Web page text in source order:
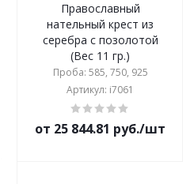
Православный
нательный крест из
серебра с позолотой
(Вес 11 гр.)
Проба: 585, 750, 925
Артикул: i7061
от 25 844.81 руб./шт